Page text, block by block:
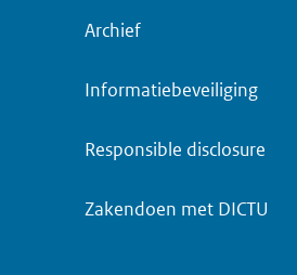
Archief
Informatiebeveiliging
Responsible disclosure
Zakendoen met DICTU